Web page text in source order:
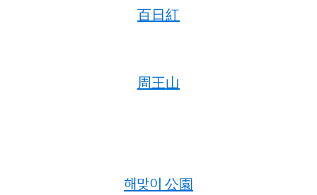
百日紅
周王山
해맞이 公園